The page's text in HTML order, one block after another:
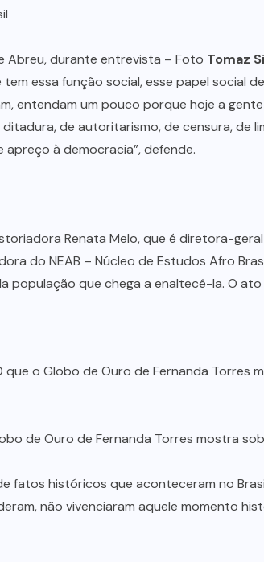
Abreu, durante entrevista – Foto Tomaz
essa função social, esse papel social
entendam um pouco porque hoje a
de autoritarismo, de censura, de
apreço à democracia”, defende.
Renata Melo, que é diretora-
do NEAB – Núcleo de Estudos Afro
população que chega a enaltecê-la. O
de Ouro de Fernanda Torres mostra
fatos históricos que aconteceram no
não vivenciaram aquele momento